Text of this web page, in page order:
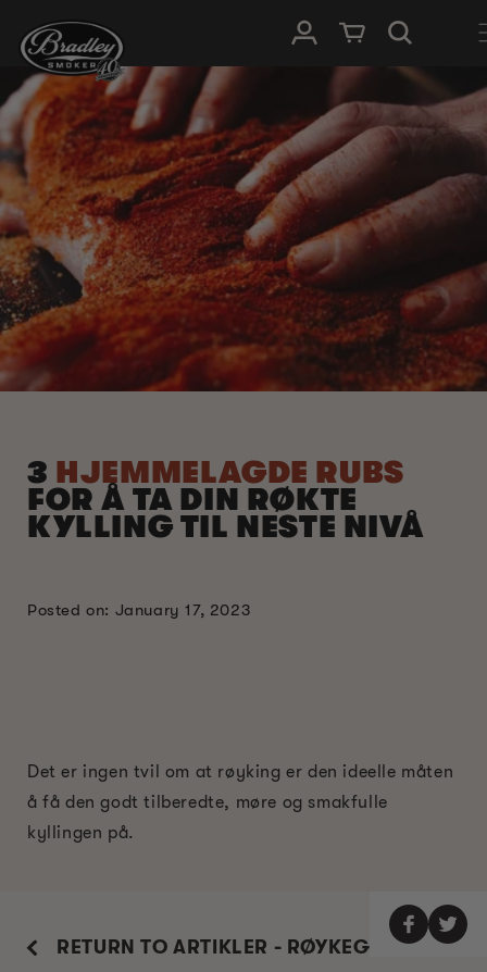
INNHOLDET
Logg InnHandlevogn
3 HJEMMELAGDE RUBS
FOR Å TA DIN RØKTE
KYLLING TIL NESTE NIVÅ
Posted on: January 17, 2023
Det er ingen tvil om at røyking er den ideelle måten
å få den godt tilberedte, møre og smakfulle
kyllingen på.
RETURN TO ARTIKLER - RØYKEGUIDE